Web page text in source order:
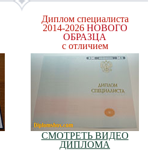
Диплом специалиста
2014-2026 НОВОГО
ОБРАЗЦА
с отличием
СМОТРЕТЬ ВИДЕО
ДИПЛОМА